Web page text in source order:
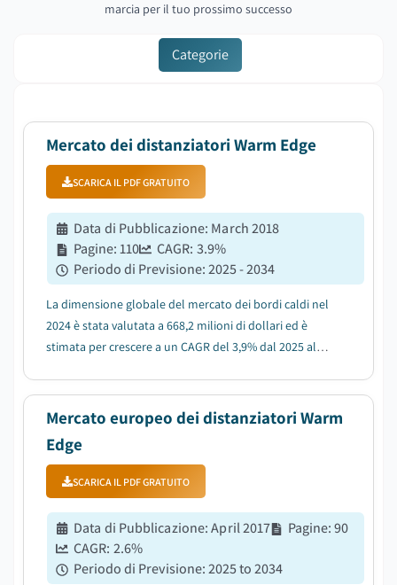
marcia per il tuo prossimo successo
Categorie
Mercato dei distanziatori Warm Edge
SCARICA IL PDF GRATUITO
Data di Pubblicazione: March 2018
Pagine:110 CAGR: 3.9%
Periodo di Previsione:2025 - 2034
La dimensione globale del mercato dei bordi caldi nel
2024 è stata valutata a 668,2 milioni di dollari ed è
stimata per crescere a un CAGR del 3,9% dal 2025 al
Mercato europeo dei distanziatori Warm
Edge
SCARICA IL PDF GRATUITO
Data di Pubblicazione:April 2017 Pagine:90
CAGR: 2.6%
Periodo di Previsione:2025 to 2034